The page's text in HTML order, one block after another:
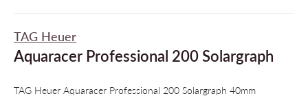
TAG Heuer
Aquaracer Professional 200 Solargraph
TAG Heuer Aquaracer Professional 200 Solargraph 40mm